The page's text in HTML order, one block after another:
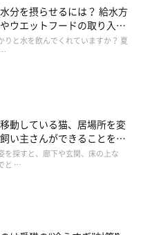
、健康へのニーズにも応え
分を摂らせるには？ 給水方
ウエットフードの取り入れ
りと水を飲んでくれていますか？ 夏
動している猫、居場所を変
い主さんができることを獣
を探すと、廊下や玄関、床の上な
と …